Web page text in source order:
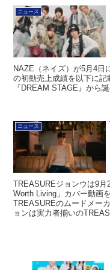
NAZE（ネイズ）が5月4日
の初動売上成績を以下に
『DREAM STAGE』から
TREASUREジョンウは9月
Worth Living」カバー動画
TREASUREのムードメー
ョンは実力者揃いの